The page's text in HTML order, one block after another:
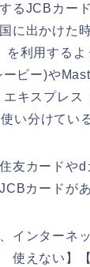
るJCBカー
に出かけた
利用するよ
ビー)や
キスプレス
い分けてい
友カードや
カードが
インターネ
えない】